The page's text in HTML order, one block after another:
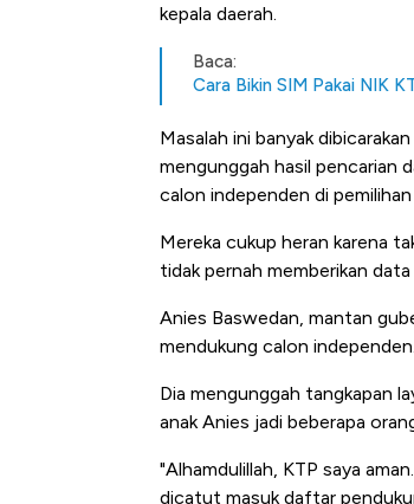
kepala daerah.
Baca:
Cara Bikin SIM Pakai NIK
Masalah ini banyak
mengunggah hasil pencarian
calon independen di
Mereka cukup heran karena
tidak pernah memberikan
Anies Baswedan, mantan
mendukung calon
Dia mengunggah tangkapan
anak Anies jadi beberapa
"Alhamdulillah, KTP saya
dicatut masuk daftar
IHSG Menuju